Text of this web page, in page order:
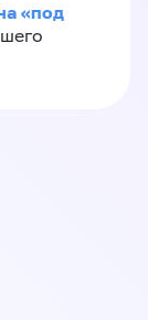
«под